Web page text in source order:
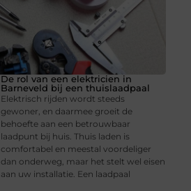
De rol van een elektricien in
Barneveld bij een thuislaadpaal
Elektrisch rijden wordt steeds
gewoner, en daarmee groeit de
behoefte aan een betrouwbaar
laadpunt bij huis. Thuis laden is
comfortabel en meestal voordeliger
dan onderweg, maar het stelt wel eisen
aan uw installatie. Een laadpaal